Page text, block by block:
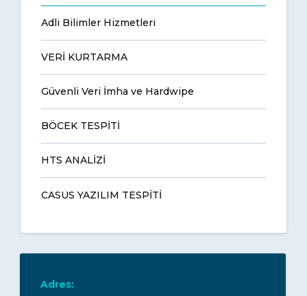
Adli Bilimler Hizmetleri
VERİ KURTARMA
Güvenli Veri İmha ve Hardwipe
BÖCEK TESPİTİ
HTS ANALİZİ
CASUS YAZILIM TESPİTİ
Adres: